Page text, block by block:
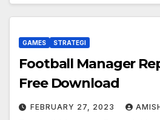
GAMES STRATEGI
Football Manager
Free Download
FEBRUARY 27, 2023